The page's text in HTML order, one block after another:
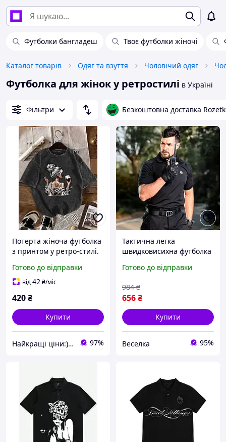
Футболки бангладеш Твоє футболки жіночі
Каталог товарів Одяг та взуття Чоловічий одяг
Футболка для жінок у ретростилі в Україні
Фільтри Безкоштовна доставка
Потерта жіноча футболка
з принтом у ретро-стилі.
жінок з бавовни
Готово до відправки
від42₴/міс
420₴
Купити
Найкращі ціни:) Lightssshop 97%
Тактична легка
швидковисихна футболка
і жінок для активного
Готово до відправки
656₴
984 ₴
Купити
Веселка 95%